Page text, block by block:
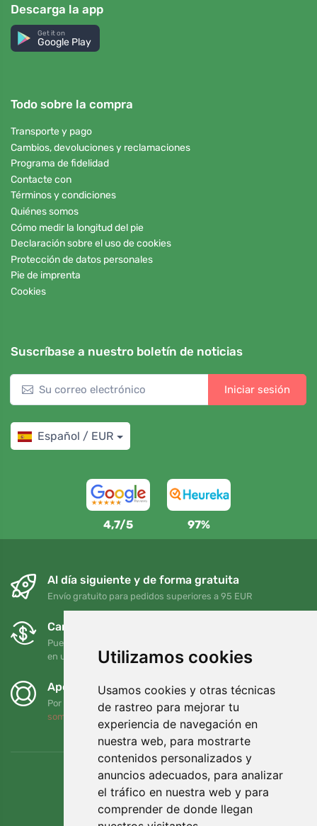
Utilizamos cookies
Usamos cookies y otras técnicas
de rastreo para mejorar tu
experiencia de navegación en
nuestra web, para mostrarte
contenidos personalizados y
anuncios adecuados, para analizar
el tráfico en nuestra web y para
comprender de donde llegan
Descarga la app
Get it on
Google Play
Todo sobre la compra
Transporte y pago
Cambios, devoluciones y reclamaciones
Programa de fidelidad
Contacte con
Términos y condiciones
Quiénes somos
Cómo medir la longitud del pie
Declaración sobre el uso de cookies
Protección de datos personales
Pie de imprenta
Cookies
Suscríbase a nuestro boletín de noticias
Iniciar sesión
Español / EUR
4,7/5 97%
Al día siguiente y de forma gratuita
Envío gratuito para pedidos superiores a 95 EUR
Cambios y devoluciones gratuitos
Puede devolver o cambiar su pedido en cualquier momento
en un plazo de 90 días
Apoyamos a Trees.org
Por cada pedido plantamos un árbol. Leer más
somos